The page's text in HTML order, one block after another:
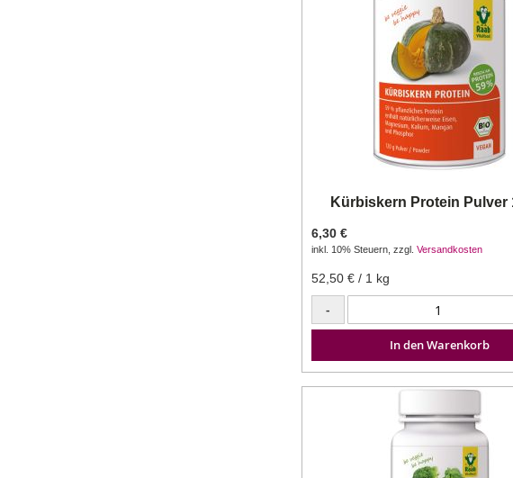
Kürbiskern Protein Pulver
6,30 €
inkl. 10% Steuern,zzgl.Versandkosten
52,50 € / 1 kg
-
In den Warenkorb